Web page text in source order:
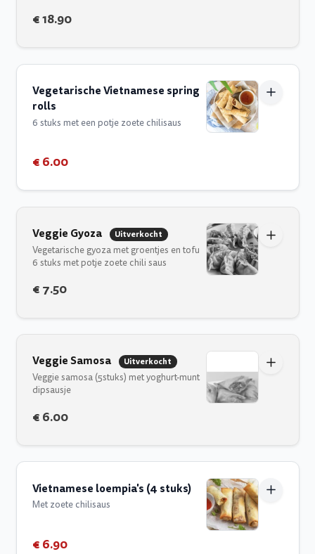
€ 18.90
Vegetarische Vietnamese spring
rolls
6 stuks met een potje zoete chilisaus
€ 6.00
Veggie Gyoza Uitverkocht
Vegetarische gyoza met groentjes en tofu
6 stuks met potje zoete chili saus
€ 7.50
Veggie Samosa Uitverkocht
Veggie samosa (5stuks) met yoghurt-munt
dipsausje
€ 6.00
Vietnamese loempia's (4 stuks)
Met zoete chilisaus
€ 6.90